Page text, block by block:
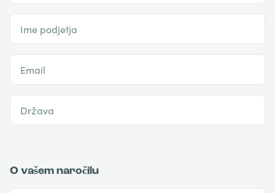
Ime podjetja
Email
Država
O vašem naročilu